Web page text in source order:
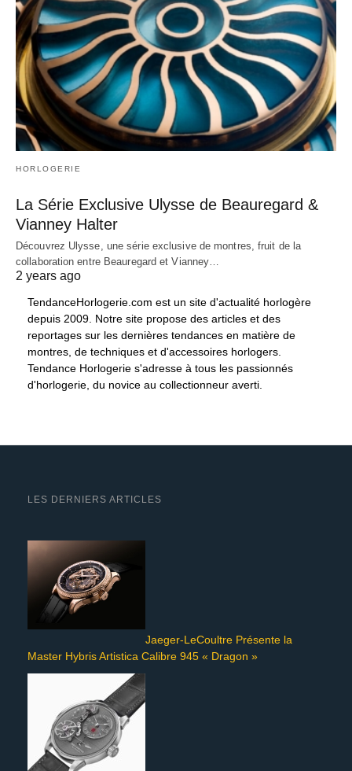
HORLOGERIE
La Série Exclusive Ulysse de Beauregard &
Vianney Halter
Découvrez Ulysse, une série exclusive de montres, fruit de la
collaboration entre Beauregard et Vianney…
2 years ago
TendanceHorlogerie.com est un site d'actualité horlogère
depuis 2009. Notre site propose des articles et des
reportages sur les dernières tendances en matière de
montres, de techniques et d'accessoires horlogers.
Tendance Horlogerie s'adresse à tous les passionnés
d'horlogerie, du novice au collectionneur averti.
LES DERNIERS ARTICLES
Jaeger-LeCoultre Présente la
Master Hybris Artistica Calibre 945 « Dragon »